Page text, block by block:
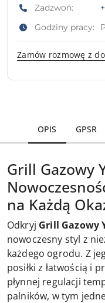
Zadzwoń:
Godziny pracy:
Zamów rozmowę z
OPIS GPSR
Grill Gazowy
na Każdą
Odkryj Grill Gazowy
nowoczesny styl z
każdego ogrodu. Z
posiłki z łatwością i
płynnej regulacji
palników, w tym